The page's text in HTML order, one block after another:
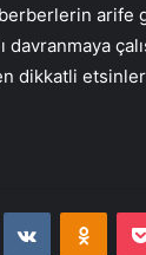
arife
dikkatli
VKontakte